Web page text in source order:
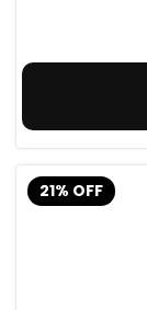
21% OFF